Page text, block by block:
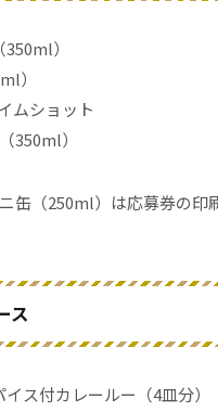
）
）
ムショット
350ml）
缶（250ml）は応募券の印
ス
ス付カレールー（4皿分）